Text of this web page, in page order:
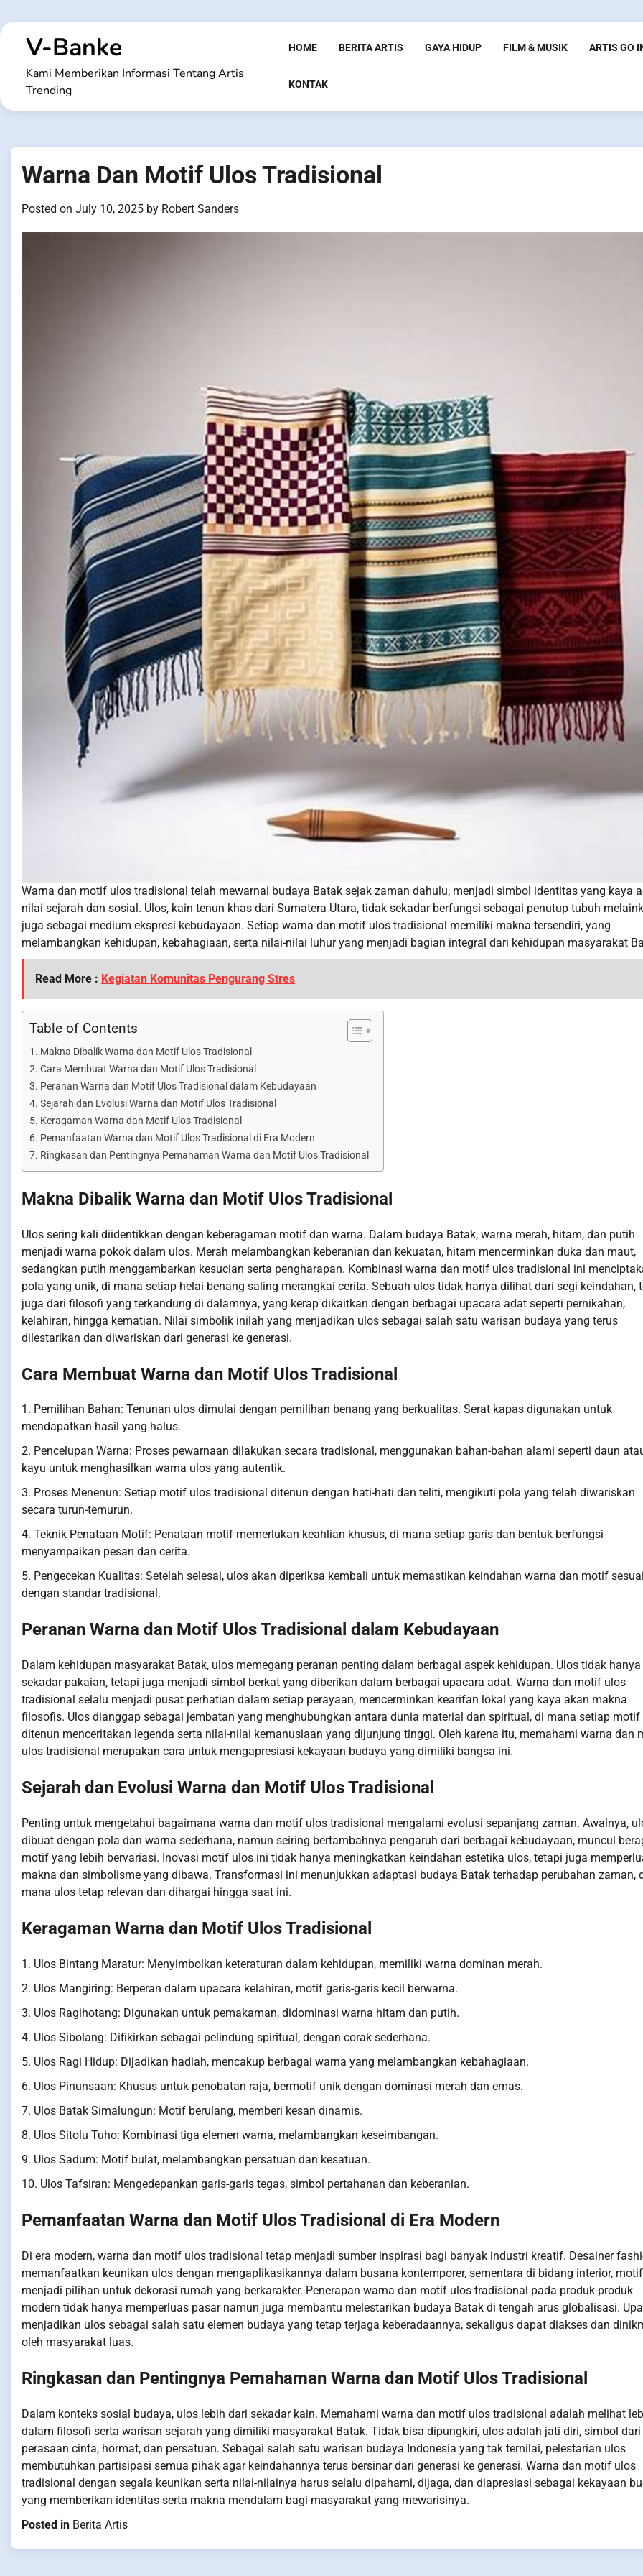
to
contentV-Banke
Kami Memberikan Informasi Tentang Artis
Trending
HOME BERITA ARTIS GAYA HIDUP FILM & MUSIK ARTIS GO
KONTAK
Warna Dan Motif Ulos Tradisional
Posted on July 10, 2025 by Robert Sanders
Warna dan motif ulos tradisional telah mewarnai budaya Batak sejak zaman dahulu, menjadi simbol identitas yang kaya
nilai sejarah dan sosial. Ulos, kain tenun khas dari Sumatera Utara, tidak sekadar berfungsi sebagai penutup tubuh
juga sebagai medium ekspresi kebudayaan. Setiap warna dan motif ulos tradisional memiliki makna tersendiri, yang
melambangkan kehidupan, kebahagiaan, serta nilai-nilai luhur yang menjadi bagian integral dari kehidupan masyarakat
Read More : Kegiatan Komunitas Pengurang Stres
Table of Contents
Makna Dibalik Warna dan Motif Ulos Tradisional
Cara Membuat Warna dan Motif Ulos Tradisional
Peranan Warna dan Motif Ulos Tradisional dalam Kebudayaan
Sejarah dan Evolusi Warna dan Motif Ulos Tradisional
Keragaman Warna dan Motif Ulos Tradisional
Pemanfaatan Warna dan Motif Ulos Tradisional di Era Modern
Ringkasan dan Pentingnya Pemahaman Warna dan Motif Ulos Tradisional
Makna Dibalik Warna dan Motif Ulos Tradisional
Ulos sering kali diidentikkan dengan keberagaman motif dan warna. Dalam budaya Batak, warna merah, hitam, dan putih
menjadi warna pokok dalam ulos. Merah melambangkan keberanian dan kekuatan, hitam mencerminkan duka dan maut,
sedangkan putih menggambarkan kesucian serta pengharapan. Kombinasi warna dan motif ulos tradisional ini
pola yang unik, di mana setiap helai benang saling merangkai cerita. Sebuah ulos tidak hanya dilihat dari segi keindahan,
juga dari filosofi yang terkandung di dalamnya, yang kerap dikaitkan dengan berbagai upacara adat seperti pernikahan,
kelahiran, hingga kematian. Nilai simbolik inilah yang menjadikan ulos sebagai salah satu warisan budaya yang terus
dilestarikan dan diwariskan dari generasi ke generasi.
Cara Membuat Warna dan Motif Ulos Tradisional
1. Pemilihan Bahan: Tenunan ulos dimulai dengan pemilihan benang yang berkualitas. Serat kapas digunakan untuk
mendapatkan hasil yang halus.
2. Pencelupan Warna: Proses pewarnaan dilakukan secara tradisional, menggunakan bahan-bahan alami seperti daun
kayu untuk menghasilkan warna ulos yang autentik.
3. Proses Menenun: Setiap motif ulos tradisional ditenun dengan hati-hati dan teliti, mengikuti pola yang telah diwariskan
secara turun-temurun.
4. Teknik Penataan Motif: Penataan motif memerlukan keahlian khusus, di mana setiap garis dan bentuk berfungsi
menyampaikan pesan dan cerita.
5. Pengecekan Kualitas: Setelah selesai, ulos akan diperiksa kembali untuk memastikan keindahan warna dan motif sesuai
dengan standar tradisional.
Peranan Warna dan Motif Ulos Tradisional dalam Kebudayaan
Dalam kehidupan masyarakat Batak, ulos memegang peranan penting dalam berbagai aspek kehidupan. Ulos tidak hanya
sekadar pakaian, tetapi juga menjadi simbol berkat yang diberikan dalam berbagai upacara adat. Warna dan motif ulos
tradisional selalu menjadi pusat perhatian dalam setiap perayaan, mencerminkan kearifan lokal yang kaya akan makna
filosofis. Ulos dianggap sebagai jembatan yang menghubungkan antara dunia material dan spiritual, di mana setiap motif
ditenun menceritakan legenda serta nilai-nilai kemanusiaan yang dijunjung tinggi. Oleh karena itu, memahami warna dan
ulos tradisional merupakan cara untuk mengapresiasi kekayaan budaya yang dimiliki bangsa ini.
Sejarah dan Evolusi Warna dan Motif Ulos Tradisional
Penting untuk mengetahui bagaimana warna dan motif ulos tradisional mengalami evolusi sepanjang zaman. Awalnya,
dibuat dengan pola dan warna sederhana, namun seiring bertambahnya pengaruh dari berbagai kebudayaan, muncul
motif yang lebih bervariasi. Inovasi motif ulos ini tidak hanya meningkatkan keindahan estetika ulos, tetapi juga
makna dan simbolisme yang dibawa. Transformasi ini menunjukkan adaptasi budaya Batak terhadap perubahan zaman,
mana ulos tetap relevan dan dihargai hingga saat ini.
Keragaman Warna dan Motif Ulos Tradisional
1. Ulos Bintang Maratur: Menyimbolkan keteraturan dalam kehidupan, memiliki warna dominan merah.
2. Ulos Mangiring: Berperan dalam upacara kelahiran, motif garis-garis kecil berwarna.
3. Ulos Ragihotang: Digunakan untuk pemakaman, didominasi warna hitam dan putih.
4. Ulos Sibolang: Difikirkan sebagai pelindung spiritual, dengan corak sederhana.
5. Ulos Ragi Hidup: Dijadikan hadiah, mencakup berbagai warna yang melambangkan kebahagiaan.
6. Ulos Pinunsaan: Khusus untuk penobatan raja, bermotif unik dengan dominasi merah dan emas.
7. Ulos Batak Simalungun: Motif berulang, memberi kesan dinamis.
8. Ulos Sitolu Tuho: Kombinasi tiga elemen warna, melambangkan keseimbangan.
9. Ulos Sadum: Motif bulat, melambangkan persatuan dan kesatuan.
10. Ulos Tafsiran: Mengedepankan garis-garis tegas, simbol pertahanan dan keberanian.
Pemanfaatan Warna dan Motif Ulos Tradisional di Era Modern
Di era modern, warna dan motif ulos tradisional tetap menjadi sumber inspirasi bagi banyak industri kreatif. Desainer
memanfaatkan keunikan ulos dengan mengaplikasikannya dalam busana kontemporer, sementara di bidang interior,
menjadi pilihan untuk dekorasi rumah yang berkarakter. Penerapan warna dan motif ulos tradisional pada produk-produk
modern tidak hanya memperluas pasar namun juga membantu melestarikan budaya Batak di tengah arus globalisasi.
menjadikan ulos sebagai salah satu elemen budaya yang tetap terjaga keberadaannya, sekaligus dapat diakses dan
oleh masyarakat luas.
Ringkasan dan Pentingnya Pemahaman Warna dan Motif Ulos Tradisional
Dalam konteks sosial budaya, ulos lebih dari sekadar kain. Memahami warna dan motif ulos tradisional adalah melihat
dalam filosofi serta warisan sejarah yang dimiliki masyarakat Batak. Tidak bisa dipungkiri, ulos adalah jati diri, simbol dari
perasaan cinta, hormat, dan persatuan. Sebagai salah satu warisan budaya Indonesia yang tak ternilai, pelestarian ulos
membutuhkan partisipasi semua pihak agar keindahannya terus bersinar dari generasi ke generasi. Warna dan motif ulos
tradisional dengan segala keunikan serta nilai-nilainya harus selalu dipahami, dijaga, dan diapresiasi sebagai kekayaan
yang memberikan identitas serta makna mendalam bagi masyarakat yang mewarisinya.
Posted in Berita Artis